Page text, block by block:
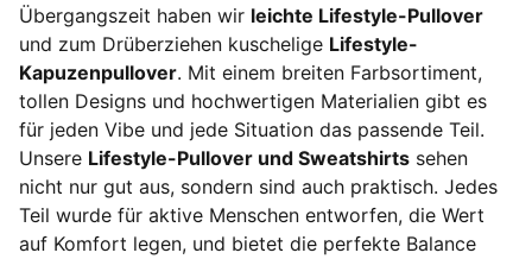
Übergangszeit haben wir leichte Lifestyle-Pullover
und zum Drüberziehen kuschelige Lifestyle-
Kapuzenpullover. Mit einem breiten Farbsortiment,
tollen Designs und hochwertigen Materialien gibt es
für jeden Vibe und jede Situation das passende Teil.
Unsere Lifestyle-Pullover und Sweatshirts sehen
nicht nur gut aus, sondern sind auch praktisch. Jedes
Teil wurde für aktive Menschen entworfen, die Wert
auf Komfort legen, und bietet die perfekte Balance